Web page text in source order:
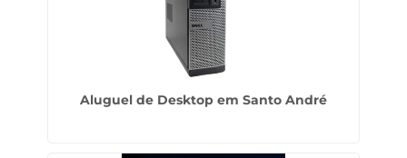
Aluguel de Desktop em Santo André